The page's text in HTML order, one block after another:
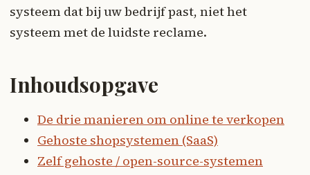
systeem dat bij uw bedrijf past, niet het
systeem met de luidste reclame.
Inhoudsopgave
De drie manieren om online te verkopen
Gehoste shopsystemen (SaaS)
Zelf gehoste / open-source-systemen